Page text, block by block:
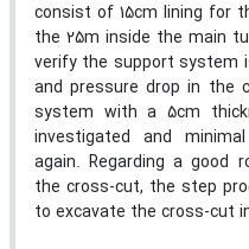
consist of 15cm lining for
the 25m inside the main
verify the support system
and pressure drop in the
system with a 5cm
investigated and
again. Regarding a good
the cross-cut, the step
to excavate the cross-cut